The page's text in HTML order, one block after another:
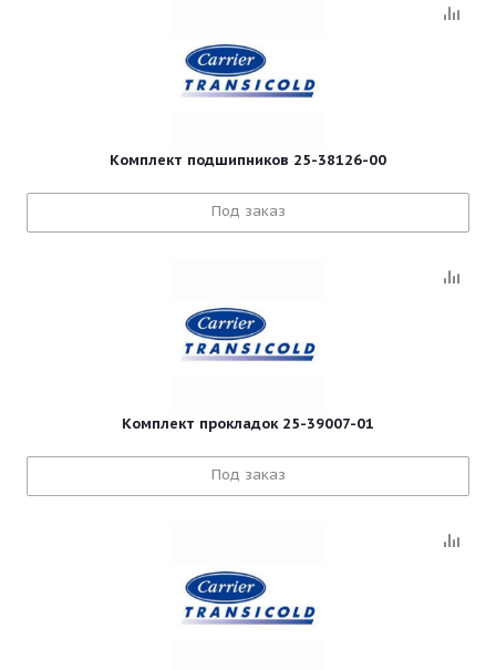
Комплект подшипников 25-38126-00
Под заказ
Комплект прокладок 25-39007-01
Под заказ